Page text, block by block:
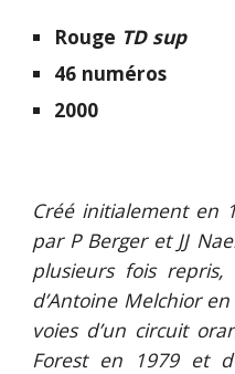
Rouge TD sup
46 numéros
2000
Créé initialement en
par P Berger et JJ
plusieurs fois repris,
d’Antoine Melchior
voies d’un circuit
Forest en 1979 et